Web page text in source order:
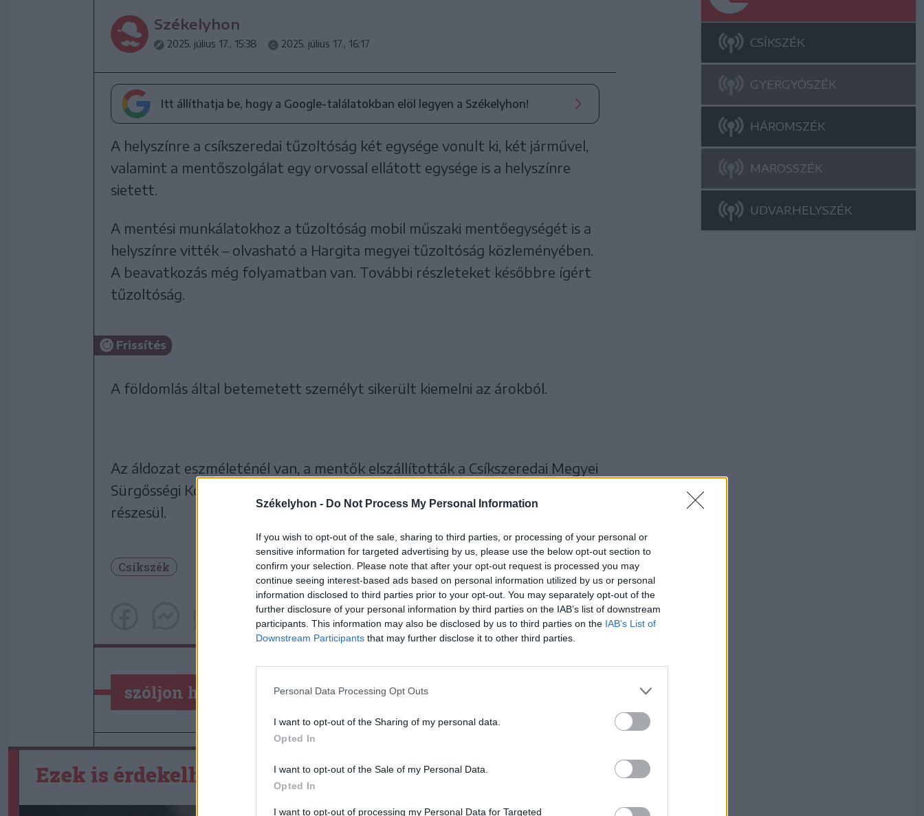
Székelyhon - Do Not Process My Personal Information
If you wish to opt-out of the sale, sharing to third parties, or processing of your personal or
sensitive information for targeted advertising by us, please use the below opt-out section to
confirm your selection. Please note that after your opt-out request is processed you may
continue seeing interest-based ads based on personal information utilized by us or personal
information disclosed to third parties prior to your opt-out. You may separately opt-out of the
further disclosure of your personal information by third parties on the IAB’s list of downstream
participants. This information may also be disclosed by us to third parties on the IAB’s List of
Downstream Participants that may further disclose it to other third parties.
Personal Data Processing Opt Outs
I want to opt-out of the Sharing of my personal data.
Opted In
I want to opt-out of the Sale of my Personal Data.
Opted In
I want to opt-out of processing my Personal Data for Targeted
Székelyhon
2025. július 17., 15:38 2025. július 17., 16:17
Itt állíthatja be, hogy a Google-találatokban elöl legyen a Székelyhon!
A helyszínre a csíkszeredai tűzoltóság két egysége vonult ki, két járművel,
valamint a mentőszolgálat egy orvossal ellátott egysége is a helyszínre
sietett.
A mentési munkálatokhoz a tűzoltóság mobil műszaki mentőegységét is a
helyszínre vitték – olvasható a Hargita megyei tűzoltóság közleményében.
A beavatkozás még folyamatban van. További részleteket későbbre ígért
tűzoltóság.
Frissítés
A földomlás által betemetett személyt sikerült kiemelni az árokból.
Az áldozat eszméleténél van, a mentők elszállították a Csíkszeredai Megyei
Sürgősségi Kórház sürgősségi osztályára, ahol szakszerű orvosi ellátásban
részesül.
Csíkszék
szóljon hozzá!
CSÍKSZÉK
GYERGYÓSZÉK
HÁROMSZÉK
MAROSSZÉK
UDVARHELYSZÉK
Ezek is érdekelhetik